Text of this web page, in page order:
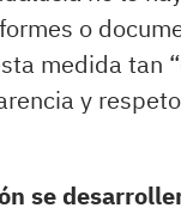
o
medida tan
y
se